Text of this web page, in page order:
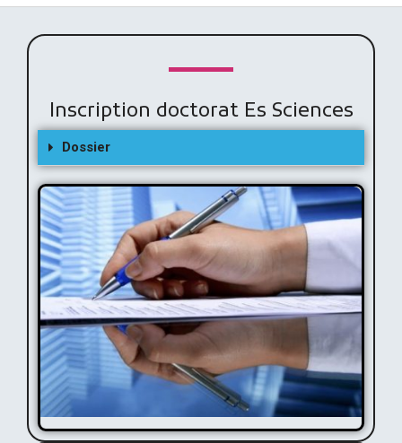
Inscription doctorat Es Sciences
Dossier
Inscription doctorat Es Sciences